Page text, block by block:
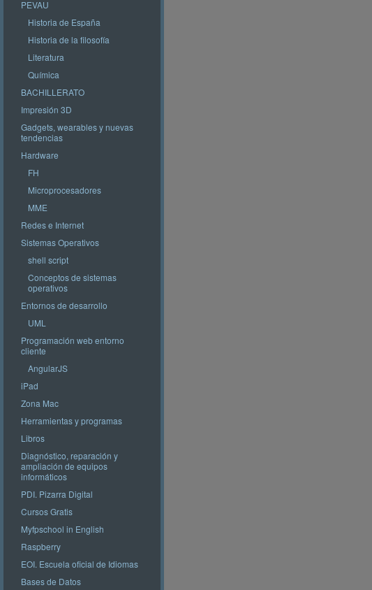
PEVAU
Historia de España
Historia de la filosofía
Literatura
Química
BACHILLERATO
Impresión 3D
Gadgets, wearables y nuevas
tendencias
Hardware
FH
Microprocesadores
MME
Redes e Internet
Sistemas Operativos
shell script
Conceptos de sistemas
operativos
Entornos de desarrollo
UML
Programación web entorno
cliente
AngularJS
iPad
Zona Mac
Herramientas y programas
Libros
Diagnóstico, reparación y
ampliación de equipos
informáticos
PDI. Pizarra Digital
Cursos Gratis
Myfpschool in English
Raspberry
EOI. Escuela oficial de Idiomas
Bases de Datos